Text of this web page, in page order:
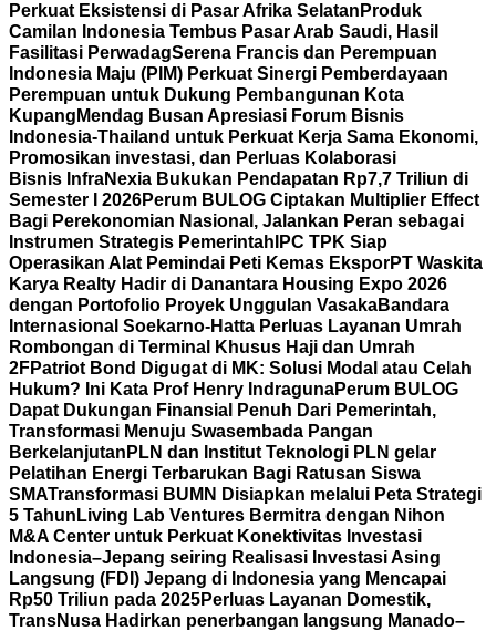
Perkuat Eksistensi di Pasar Afrika Selatan Produk
Camilan Indonesia Tembus Pasar Arab Saudi, Hasil
Fasilitasi PerwadagSerena Francis dan Perempuan
Indonesia Maju (PIM) Perkuat Sinergi Pemberdayaan
Perempuan untuk Dukung Pembangunan Kota
Kupang Mendag Busan Apresiasi Forum Bisnis
Indonesia-Thailand untuk Perkuat Kerja Sama Ekonomi,
Promosikan investasi, dan Perluas Kolaborasi
Bisnis InfraNexia Bukukan Pendapatan Rp7,7 Triliun di
Semester I 2026Perum BULOG Ciptakan Multiplier Effect
Bagi Perekonomian Nasional, Jalankan Peran sebagai
Instrumen Strategis Pemerintah IPC TPK Siap
Operasikan Alat Pemindai Peti Kemas EksporPT Waskita
Karya Realty Hadir di Danantara Housing Expo 2026
dengan Portofolio Proyek Unggulan VasakaBandara
Internasional Soekarno-Hatta Perluas Layanan Umrah
Rombongan di Terminal Khusus Haji dan Umrah
2FPatriot Bond Digugat di MK: Solusi Modal atau Celah
Hukum? Ini Kata Prof Henry IndragunaPerum BULOG
Dapat Dukungan Finansial Penuh Dari Pemerintah,
Transformasi Menuju Swasembada Pangan
Berkelanjutan PLN dan Institut Teknologi PLN gelar
Pelatihan Energi Terbarukan Bagi Ratusan Siswa
SMATransformasi BUMN Disiapkan melalui Peta Strategi
5 Tahun Living Lab Ventures Bermitra dengan Nihon
M&A Center untuk Perkuat Konektivitas Investasi
Indonesia–Jepang seiring Realisasi Investasi Asing
Langsung (FDI) Jepang di Indonesia yang Mencapai
Rp50 Triliun pada 2025Perluas Layanan Domestik,
TransNusa Hadirkan penerbangan langsung Manado–